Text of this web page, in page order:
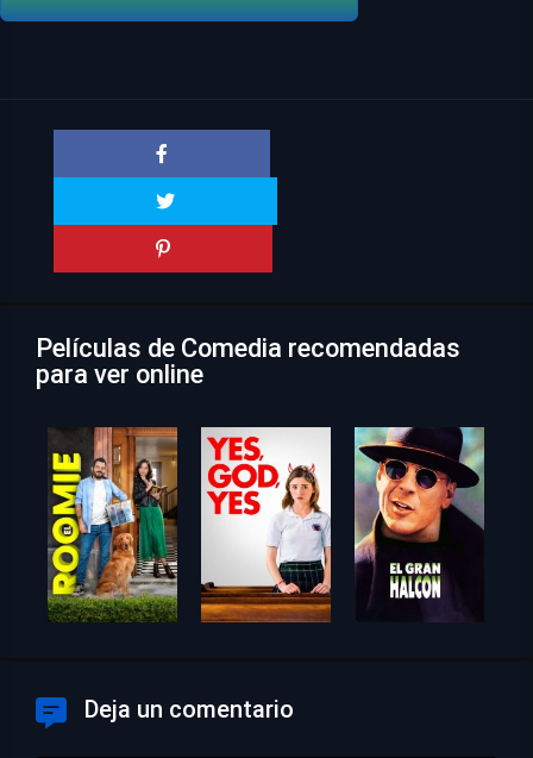
Películas de Comedia recomendadas
para ver online
Deja un comentario